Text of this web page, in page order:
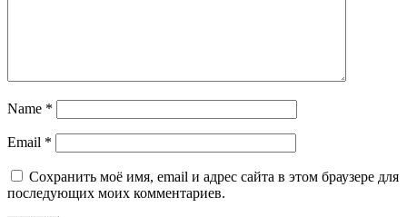
Name *
Email *
Сохранить моё имя, email и адрес сайта в этом браузере для
последующих моих комментариев.